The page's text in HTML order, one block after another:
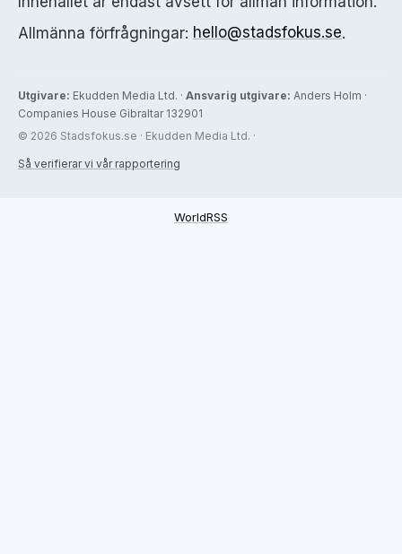
Allmänna förfrågningar: hello@stadsfokus.se.
Utgivare: Ekudden Media Ltd. · Ansvarig utgivare: Anders Holm ·
Companies House Gibraltar 132901
© 2026 Stadsfokus.se · Ekudden Media Ltd. ·
Så verifierar vi vår rapportering
WorldRSS